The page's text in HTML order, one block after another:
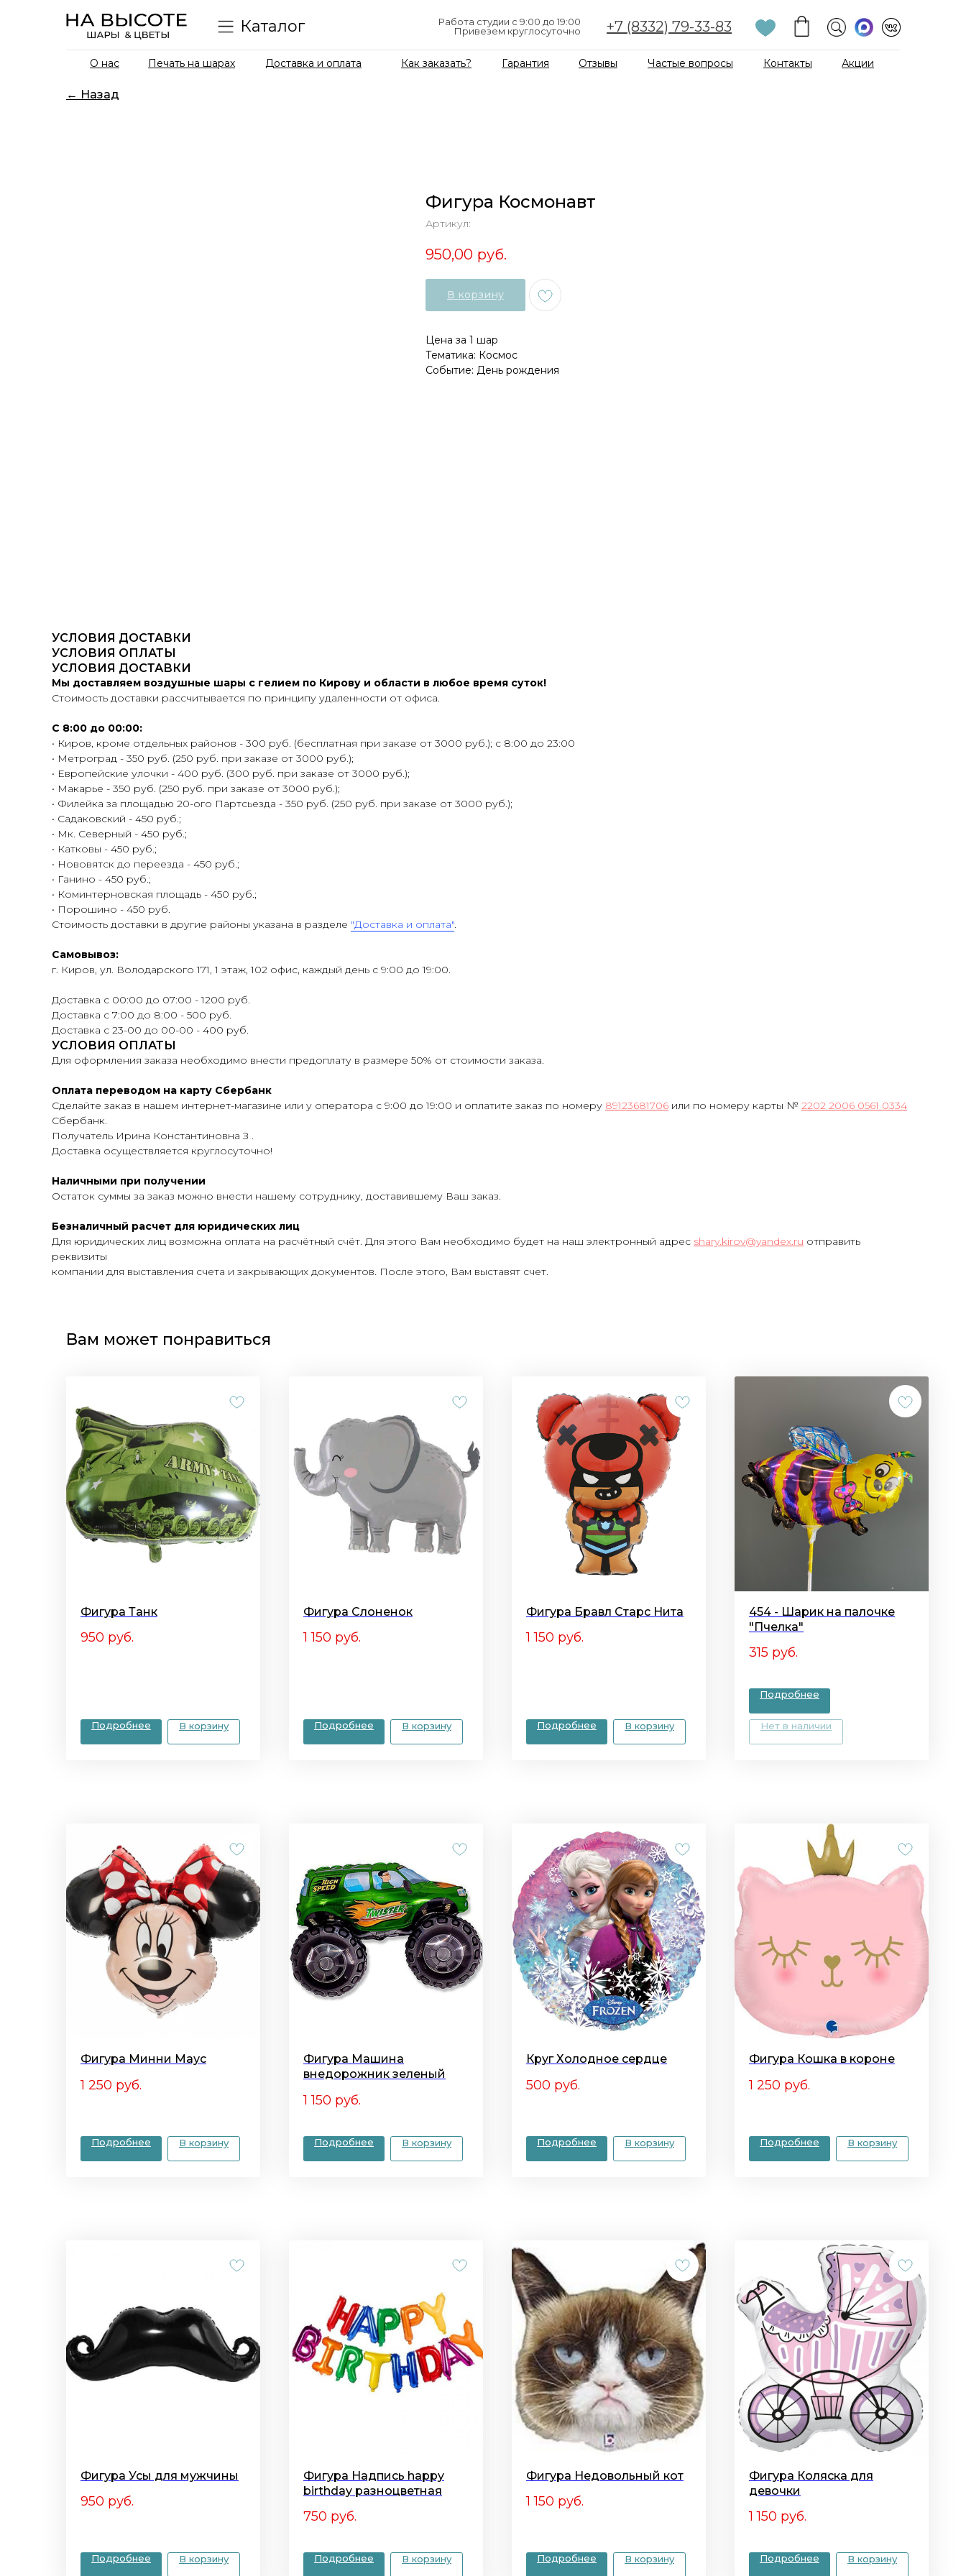
+7 (8332) 79-33-83
Работа студии с 9:00 до 19:00
Привезем круглосуточно
Каталог
Доставка и оплата Как заказать? Гарантия Отзывы Частые вопросы
Печать на шарах Контакты
О нас Акции
← Назад
Фигура Космонавт
Артикул:
950,00 руб.
В корзину
Цена за 1 шар
Тематика: Космос
Событие: День рождения
УСЛОВИЯ ДОСТАВКИ
УСЛОВИЯ ОПЛАТЫ
УСЛОВИЯ ДОСТАВКИ
Мы доставляем воздушные шары с гелием по Кирову и области в любое время суток!
Стоимость доставки рассчитывается по принципу удаленности от офиса.
С 8:00 до 00:00:
• Киров, кроме отдельных районов - 300 руб. (бесплатная при заказе от 3000 руб.); с 8:00 до 23:00
• Метроград - 350 руб. (250 руб. при заказе от 3000 руб.);
• Европейские улочки - 400 руб. (300 руб. при заказе от 3000 руб.);
• Макарье - 350 руб. (250 руб. при заказе от 3000 руб.);
• Филейка за площадью 20-ого Партсьезда - 350 руб. (250 руб. при заказе от 3000 руб.);
• Садаковский - 450 руб.;
• Мк. Северный - 450 руб.;
• Катковы - 450 руб.;
• Нововятск до переезда - 450 руб.;
• Ганино - 450 руб.;
• Коминтерновская площадь - 450 руб.;
• Порошино - 450 руб.
Стоимость доставки в другие районы указана в разделе "Доставка и оплата".
Самовывоз:
г. Киров, ул. Володарского 171, 1 этаж, 102 офис, каждый день с 9:00 до 19:00.
Доставка с 00:00 до 07:00 - 1200 руб.
Доставка с 7:00 до 8:00 - 500 руб.
Доставка с 23-00 до 00-00 - 400 руб.
УСЛОВИЯ ОПЛАТЫ
Для оформления заказа необходимо внести предоплату в размере 50% от стоимости заказа.
Оплата переводом на карту Сбербанк
Сделайте заказ в нашем интернет-магазине или у оператора с 9:00 до 19:00 и оплатите заказ по номеру 89123681706 или по номеру карты № 2202 2006 0561 0334
Сбербанк.
Получатель Ирина Константиновна З .
Доставка осуществляется круглосуточно!
Наличными при получении
Остаток суммы за заказ можно внести нашему сотруднику, доставившему Ваш заказ.
Безналичный расчет для юридических лиц
Для юридических лиц возможна оплата на расчётный счёт. Для этого Вам необходимо будет на наш электронный адрес shary.kirov@yandex.ru отправить
реквизиты
компании для выставления счета и закрывающих документов. После этого, Вам выставят счет.
Вам может понравиться
Фигура Танк
950 руб.
Подробнее В корзину
Фигура Слоненок
1 150 руб.
Подробнее В корзину
Фигура Бравл Старс Нита
1 150 руб.
Подробнее В корзину
454 - Шарик на палочке
"Пчелка"
315 руб.
Подробнее
Нет в наличии
Фигура Минни Маус
1 250 руб.
Подробнее В корзину
Фигура Машина
внедорожник зеленый
1 150 руб.
Подробнее В корзину
Круг Холодное сердце
500 руб.
Подробнее В корзину
Фигура Кошка в короне
1 250 руб.
Подробнее В корзину
Фигура Усы для мужчины
950 руб.
Подробнее В корзину
Фигура Надпись happy
birthday разноцветная
750 руб.
Подробнее В корзину
Фигура Недовольный кот
1 150 руб.
Подробнее В корзину
Фигура Коляска для
девочки
1 150 руб.
Подробнее В корзину